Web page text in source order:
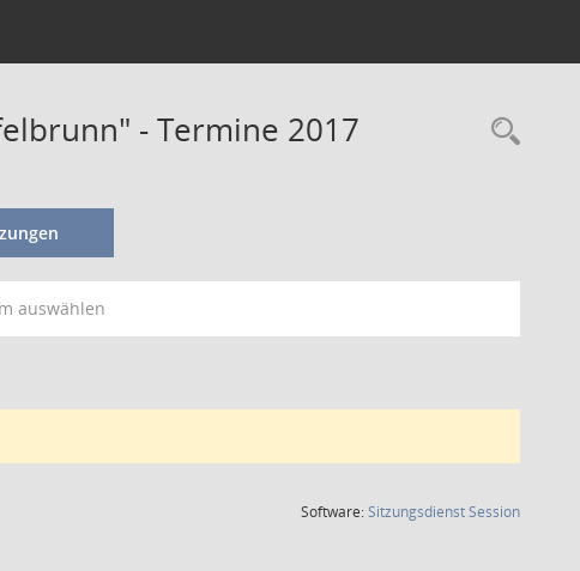
- Termine 2017
auswählen
Software:SitzungsdienstSession(Wird in